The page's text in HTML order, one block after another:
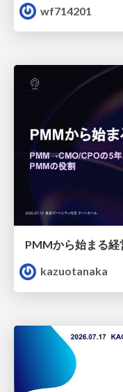
wf714201
kazuotanaka